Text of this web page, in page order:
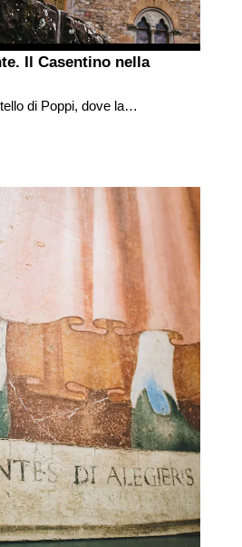
Il Casentino nella
di Poppi, dove la
Casentino